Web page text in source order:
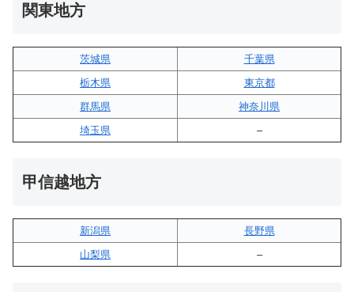
関東地方
茨城県
千葉県
栃木県
東京都
群馬県
神奈川県
埼玉県
–
甲信越地方
新潟県
長野県
山梨県
–